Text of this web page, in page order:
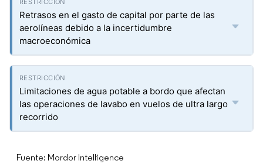
Retrasos en el gasto de capital por parte de las
aerolíneas debido a la incertidumbre
macroeconómica
Limitaciones de agua potable a bordo que afectan
las operaciones de lavabo en vuelos de ultra largo
recorrido
Fuente: Mordor Intelligence